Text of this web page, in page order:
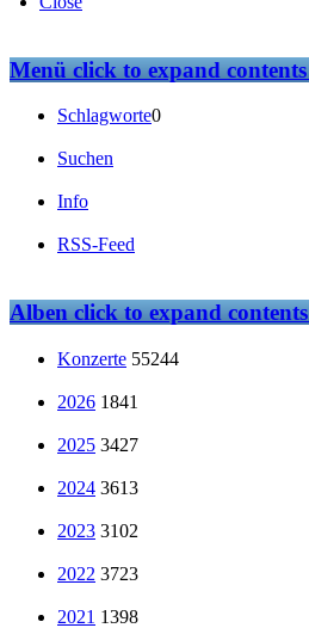
Menüclick to expand contents
Schlagworte0
Suchen
Info
RSS-Feed
Albenclick to expand contents
Konzerte 55244
2026 1841
2025 3427
2024 3613
2023 3102
2022 3723
2021 1398